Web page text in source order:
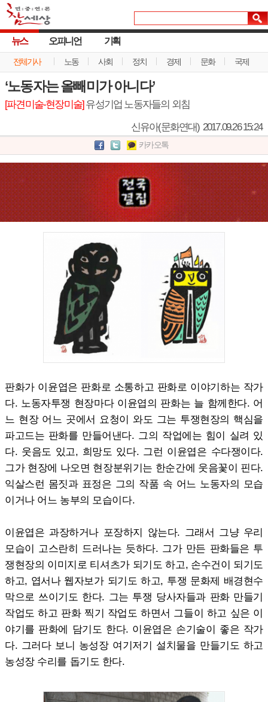
뉴스
전체기사 노동 사회 정치 경제 문화 국제
오피니언 기획
‘노동자는 올빼미가 아니다’
[파견미술-현장미술]유성기업 노동자들의 외침
신유아(문화연대) 2017.09.26 15:24
카카오톡
판화가 이윤엽은 판화로 소통하고 판화로 이야기하는 작가
다. 노동자투쟁 현장마다 이윤엽의 판화는 늘 함께한다. 어
느 현장 어느 곳에서 요청이 와도 그는 투쟁현장의 핵심을
파고드는 판화를 만들어낸다. 그의 작업에는 힘이 실려 있
다. 웃음도 있고, 희망도 있다. 그런 이윤엽은 수다쟁이다.
그가 현장에 나오면 현장분위기는 한순간에 웃음꽃이 핀다.
익살스런 몸짓과 표정은 그의 작품 속 어느 노동자의 모습
이거나 어느 농부의 모습이다.
이윤엽은 과장하거나 포장하지 않는다. 그래서 그냥 우리
모습이 고스란히 드러나는 듯하다. 그가 만든 판화들은 투
쟁현장의 이미지로 티셔츠가 되기도 하고, 손수건이 되기도
하고, 엽서나 웹자보가 되기도 하고, 투쟁 문화제 배경현수
막으로 쓰이기도 한다. 그는 투쟁 당사자들과 판화 만들기
작업도 하고 판화 찍기 작업도 하면서 그들이 하고 싶은 이
야기를 판화에 담기도 한다. 이윤엽은 손기술이 좋은 작가
다. 그러다 보니 농성장 여기저기 설치물을 만들기도 하고
농성장 수리를 돕기도 한다.